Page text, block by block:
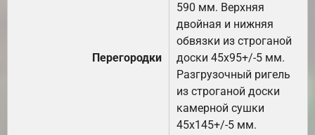
Перегородки
590 мм. Верхняя
двойная и нижняя
обвязки из строганой
доски 45х95+/-5 мм.
Разгрузочный ригель
из строганой доски
камерной сушки
45х145+/-5 мм.